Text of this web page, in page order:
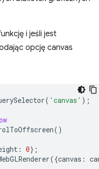
i jeśli jest
opcję canvas
( 'canvas' );
()
: 0};
({canvas :